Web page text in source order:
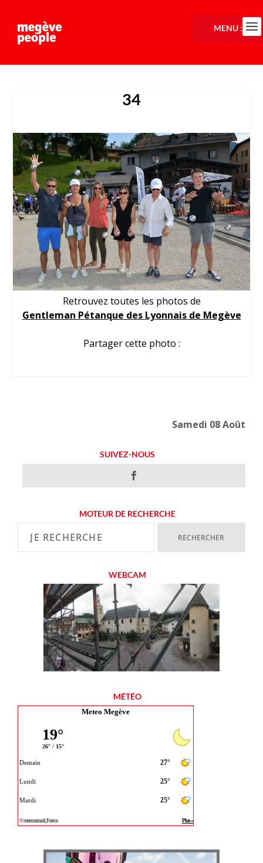
34
Retrouvez toutes les photos de
Gentleman Pétanque des Lyonnais de Megève
Partager cette photo :
Samedi 08 Août
SUIVEZ-NOUS
MOTEUR DE RECHERCHE
WEBCAM
MÉTÉO
Meteo Megève
MENU :